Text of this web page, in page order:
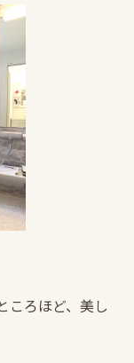
ころほど、美し